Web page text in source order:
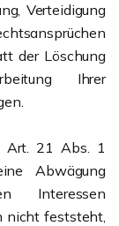
Verteidigung
der Löschung
Ihrer
Art. 21 Abs. 1
Abwägung
Interessen
nicht feststeht,